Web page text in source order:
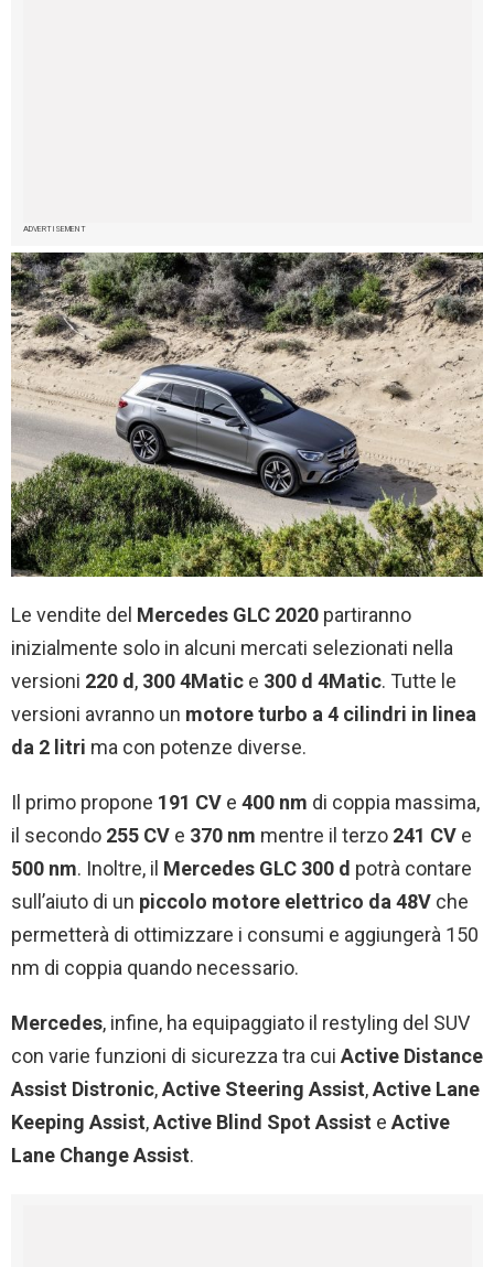
ADVERTISEMENT
Le vendite del Mercedes GLC 2020 partiranno
inizialmente solo in alcuni mercati selezionati nella
versioni 220 d, 3004Matic e 300 d 4Matic. Tutte le
versioni avranno un motore turbo a 4 cilindri in linea
da 2 litri ma con potenze diverse.
Il primo propone 191 CV e 400 nm di coppia massima,
il secondo 255 CV e 370 nm mentre il terzo 241 CV e
500 nm. Inoltre, il Mercedes GLC 300 d potrà contare
sull’aiuto di un piccolo motore elettrico da 48V che
permetterà di ottimizzare i consumi e aggiungerà 150
nm di coppia quando necessario.
Mercedes, infine, ha equipaggiato il restyling del SUV
con varie funzioni di sicurezza tra cui Active Distance
Assist Distronic,Active Steering Assist,Active Lane
Keeping Assist,Active Blind Spot Assist e Active
Lane Change Assist.